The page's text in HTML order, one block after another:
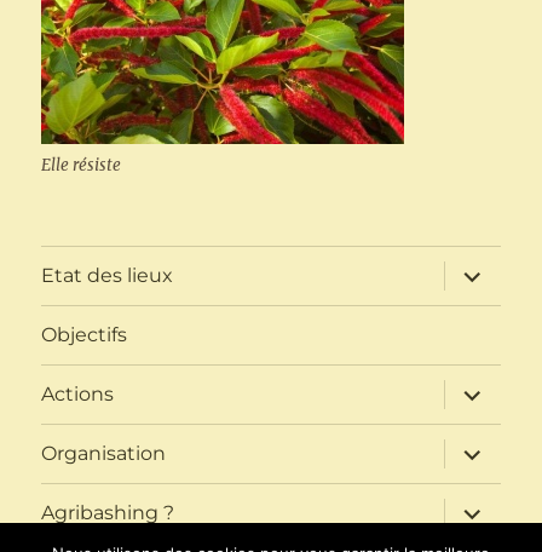
Elle résiste
Etat des lieux
ouvrir
le
sous-
Objectifs
Actions
ouvrir
le
sous-
menu
Organisation
ouvrir
le
sous-
menu
Agribashing ?
ouvrir
le
sous-